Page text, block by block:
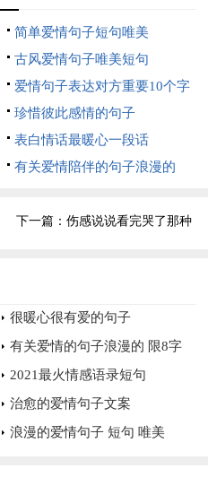
不过是个邮差。
宁愿放弃唯一的生命
所有，包括我的不温柔。
种角色，都在打造不同的自
预见未来天色等每大一岁旧布
今天的我们，却形同陌路。
简单爱情句子短句唯美
古风爱情句子唯美短句
爱情句子表达对方重要10个字
珍惜彼此感情的句子
表白情话最暖心一段话
有关爱情陪伴的句子浪漫的
下一篇：伤感说说看完哭了那种
很暖心很有爱的句子
有关爱情的句子浪漫的 限8字
2021最火情感语录短句
治愈的爱情句子文案
浪漫的爱情句子 短句 唯美